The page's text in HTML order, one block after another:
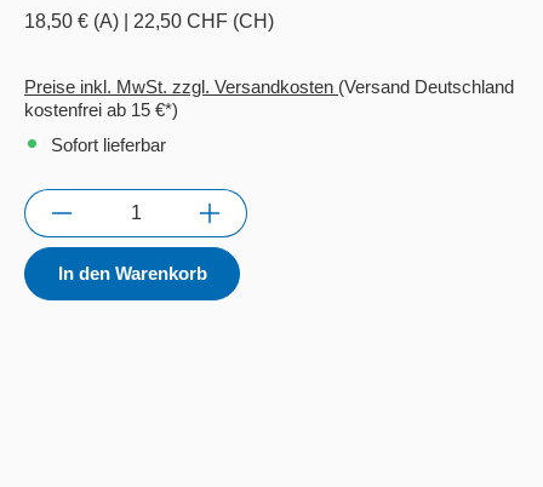
18,50 € (A) 22,50 CHF (CH)
Preise inkl. MwSt. zzgl. Versandkosten (Versand Deutschland
kostenfrei ab 15 €*)
Sofort lieferbar
Anzahl
In den Warenkorb